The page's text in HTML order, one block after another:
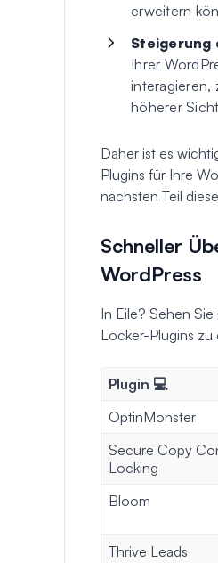
erweitern
Steigerung
Ihrer
interagieren,
höherer
Daher ist es
Plugins für Ihre
nächsten Teil
Schneller
WordPress
In Eile? Sehen
Locker-Plugins zu
Plugin 💻
OptinMonster
Secure Copy
Locking
Bloom
Thrive Leads